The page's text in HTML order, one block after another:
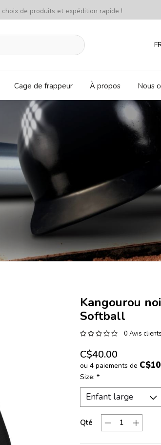
choix de produits et expédition rapide !
Cage de frappeur À propos Nous
Kangourou
Softball
0 Avis clients
C$40.00
ou 4 paiements de
Size: *
Qté